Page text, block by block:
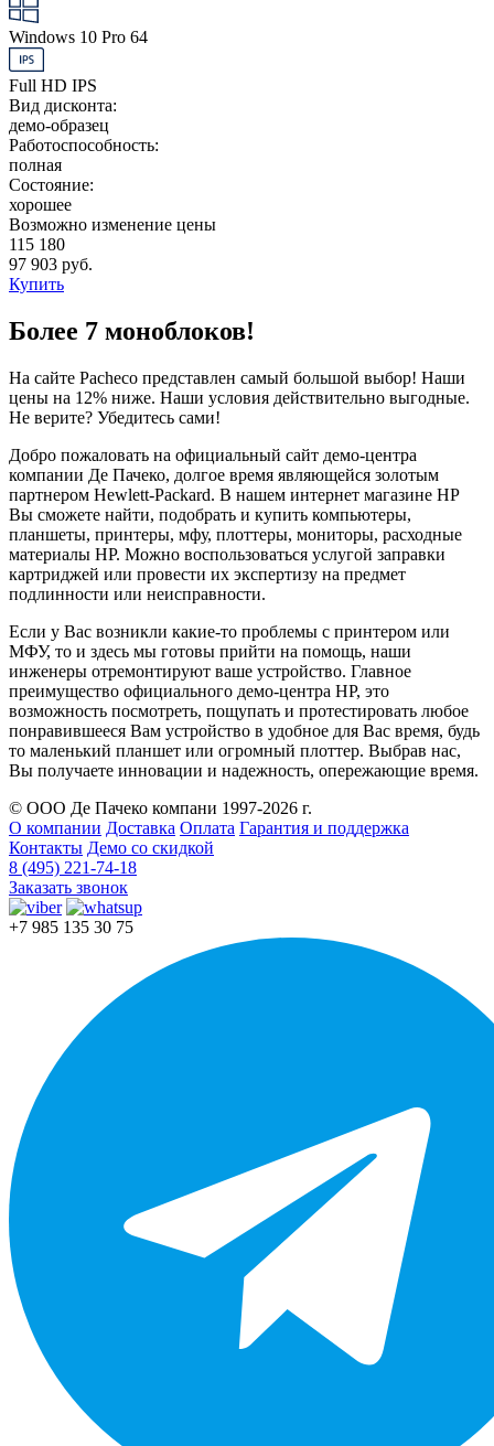
Windows 10 Pro 64
Full HD IPS
Вид дисконта:
демо-образец
Работоспособность:
полная
Состояние:
хорошее
Возможно изменение цены
115 180
97 903 руб.
Купить
Более 7 моноблоков!
На сайте Pacheco представлен самый большой выбор! Наши
цены на 12% ниже. Наши условия действительно выгодные.
Не верите? Убедитесь сами!
Добро пожаловать на официальный сайт демо-центра
компании Де Пачеко, долгое время являющейся золотым
партнером Hewlett-Packard. В нашем интернет магазине HP
Вы сможете найти, подобрать и купить компьютеры,
планшеты, принтеры, мфу, плоттеры, мониторы, расходные
материалы HP. Можно воспользоваться услугой заправки
картриджей или провести их экспертизу на предмет
подлинности или неисправности.
Если у Вас возникли какие-то проблемы с принтером или
МФУ, то и здесь мы готовы прийти на помощь, наши
инженеры отремонтируют ваше устройство. Главное
преимущество официального демо-центра HP, это
возможность посмотреть, пощупать и протестировать любое
понравившееся Вам устройство в удобное для Вас время, будь
то маленький планшет или огромный плоттер. Выбрав нас,
Вы получаете инновации и надежность, опережающие время.
© ООО Де Пачеко компани 1997-2026 г.
О компании Доставка Оплата Гарантия и поддержка
Контакты Демо со скидкой
8 (495) 221-74-18
Заказать звонок
+7 985 135 30 75